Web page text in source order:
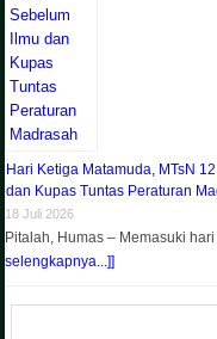
Hari Ketiga Matamuda, MTsN
dan Kupas Tuntas Peraturan
18 Juli 2026
Pitalah, Humas – Memasuki
selengkapnya...]]